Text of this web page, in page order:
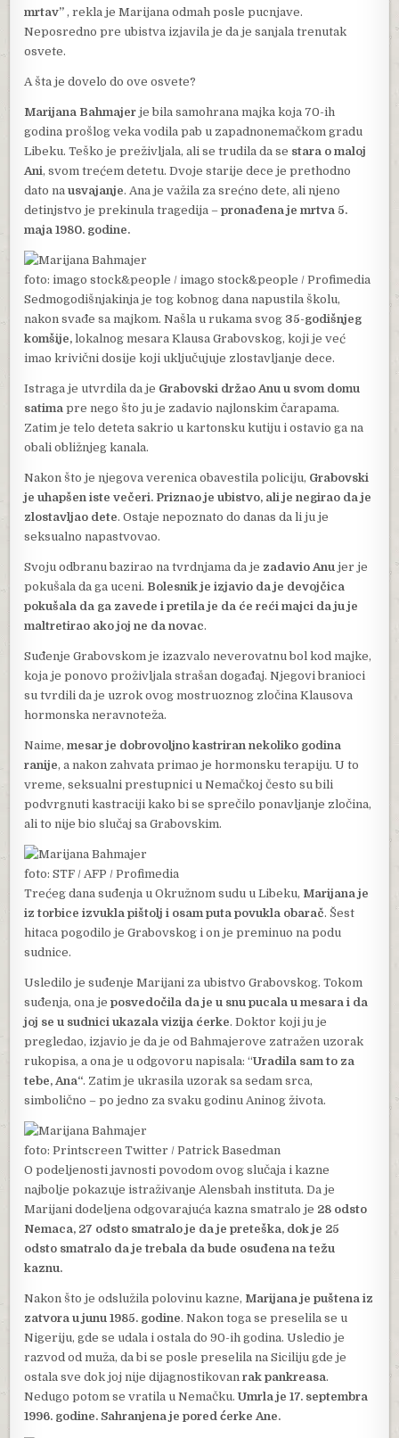
mrtav” , rekla je Marijana odmah posle pucnjave.
Neposredno pre ubistva izjavila je da je sanjala trenutak
osvete.
A šta je dovelo do ove osvete?
Marijana Bahmajer je bila samohrana majka koja 70-ih
godina prošlog veka vodila pab u zapadnonemačkom gradu
Libeku. Teško je preživljala, ali se trudila da se stara o maloj
Ani, svom trećem detetu. Dvoje starije dece je prethodno
dato nausvajanje. Ana je važila za srećno dete, ali njeno
detinjstvo je prekinula tragedija – pronađena je mrtva 5.
maja 1980. godine.
foto: imago stock&people / imago stock&people / Profimedia
Sedmogodišnjakinja je tog kobnog dana napustila školu,
nakon svađe sa majkom. Našla u rukama svog 35-godišnjeg
komšije,lokalnog mesara Klausa Grabovskog, koji je već
imao krivični dosije koji uključujuje zlostavljanje dece.
Istraga je utvrdila da je Grabovski držao Anu u svom domu
satima pre nego što ju je zadavio najlonskim čarapama.
Zatim je telo deteta sakrio u kartonsku kutiju i ostavio ga na
obali obližnjeg kanala.
Nakon što je njegova verenica obavestila policiju, Grabovski
je uhapšen iste večeri. Priznao je ubistvo, ali je negirao da je
zlostavljao dete. Ostaje nepoznato do danas da li ju je
seksualno napastvovao.
Svoju odbranu bazirao na tvrdnjama da je zadavio Anu jer je
pokušala da ga uceni. Bolesnik je izjavio da je devojčica
pokušala da ga zavede i pretila je da će reći majci da ju je
maltretirao ako joj ne da novac.
Suđenje Grabovskom je izazvalo neverovatnu bol kod majke,
koja je ponovo proživljala strašan događaj. Njegovi branioci
su tvrdili da je uzrok ovog mostruoznog zločina Klausova
hormonska neravnoteža.
Naime,mesar je dobrovoljno kastriran nekoliko godina
ranije, a nakon zahvata primao je hormonsku terapiju. U to
vreme, seksualni prestupnici u Nemačkoj često su bili
podvrgnuti kastraciji kako bi se sprečilo ponavljanje zločina,
ali to nije bio slučaj sa Grabovskim.
foto: STF / AFP / Profimedia
Trećeg dana suđenja u Okružnom sudu u Libeku, Marijana je
iz torbice izvukla pištolj i osam puta povukla obarač. Šest
hitaca pogodilo je Grabovskog i on je preminuo na podu
sudnice.
Usledilo je suđenje Marijani za ubistvo Grabovskog. Tokom
suđenja, ona jeposvedočila da je u snu pucala u mesara i da
joj se u sudnici ukazala vizija ćerke. Doktor koji ju je
pregledao, izjavio je da je od Bahmajerove zatražen uzorak
rukopisa, a ona je u odgovoru napisala: “Uradila sam to za
tebe, Ana“. Zatim je ukrasila uzorak sa sedam srca,
simbolično – po jedno za svaku godinu Aninog života.
foto: Printscreen Twitter / Patrick Basedman
O podeljenosti javnosti povodom ovog slučaja i kazne
najbolje pokazuje istraživanje Alensbah instituta. Da je
Marijani dodeljena odgovarajuća kazna smatralo je 28 odsto
Nemaca, 27 odsto smatralo je da je preteška, dok je 25
odsto smatralo da je trebala da bude osuđena na težu
kaznu.
Nakon što je odslužila polovinu kazne, Marijana je puštena iz
zatvora u junu 1985. godine. Nakon toga se preselila se u
Nigeriju, gde se udala i ostala do 90-ih godina. Usledio je
razvod od muža, da bi se posle preselila na Siciliju gde je
ostala sve dok joj nije dijagnostikovanrak pankreasa.
Nedugo potom se vratila u Nemačku.Umrla je 17. septembra
1996. godine. Sahranjena je pored ćerke Ane.